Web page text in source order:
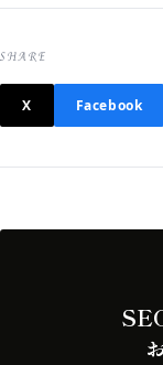
SHARE
X Facebook